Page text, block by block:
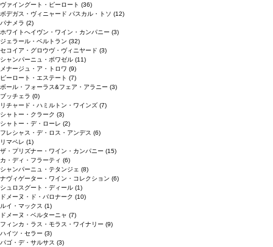
ヴァイングート・ピーロート (36)
ボデガス・ヴィニャード パスカル・トソ (12)
パナメラ (2)
ホワイトへイヴン・ワイン・カンパニー (3)
ジェラール・ベルトラン (32)
セコイア・グロウヴ・ヴィニヤード (3)
シャンパーニュ・ボワゼル (11)
メナージュ・ア・トロワ (9)
ピーロート・エステート (7)
ボール・フォーラス&フェア・アラニー (3)
ブッチェラ (0)
リチャード・ハミルトン・ワインズ (7)
シャトー・クラーク (3)
シャトー・デ・ローレ (2)
フレシャス・デ・ロス・アンデス (6)
リマペレ (1)
ザ・プリズナー・ワイン・カンパニー (15)
カ・ディ・フラーティ (6)
シャンパーニュ・テタンジェ (8)
ナヴィゲーター・ワイン・コレクション (6)
シュロスグート・ディール (1)
ドメーヌ・ド・バロナーク (10)
ルイ・マックス (1)
ドメーヌ・ベルターニャ (7)
フィンカ・ラス・モラス・ワイナリー (9)
ハイツ・セラー (3)
パゴ・デ・サルサス (3)